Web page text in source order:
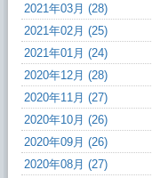
2021年03月 (28)
2021年02月 (25)
2021年01月 (24)
2020年12月 (28)
2020年11月 (27)
2020年10月 (26)
2020年09月 (26)
2020年08月 (27)